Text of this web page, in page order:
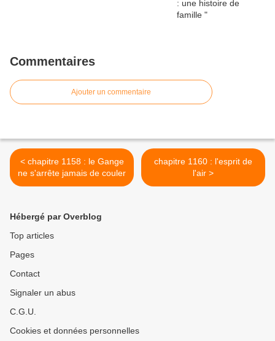
Commentaires
Ajouter un commentaire
< chapitre 1158 : le Gange
ne s'arrête jamais de couler
chapitre 1160 : l'esprit de
l'air >
Hébergé par Overblog
Top articles
Pages
Contact
Signaler un abus
C.G.U.
Cookies et données personnelles